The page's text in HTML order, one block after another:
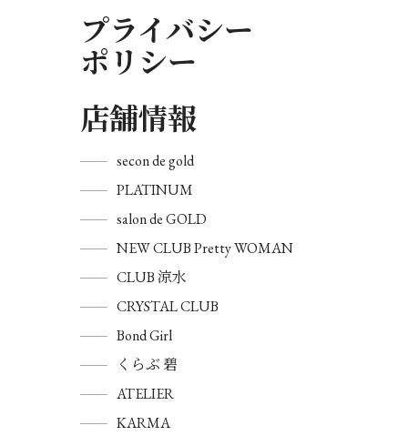
プライバシー
ポリシー
店舗情報
secon de gold
PLATINUM
salon de GOLD
NEW CLUB Pretty WOMAN
CLUB 涼水
CRYSTAL CLUB
Bond Girl
くらぶ 碧
ATELIER
KARMA